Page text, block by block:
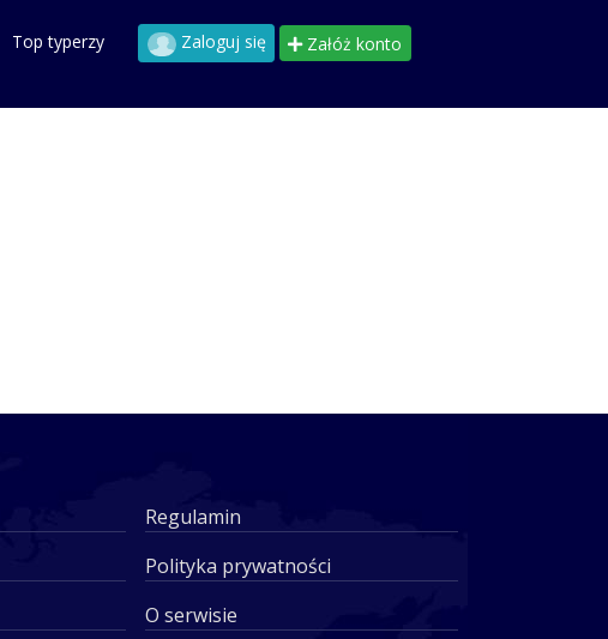
Top typerzy Zaloguj się Załóż konto
Regulamin
Polityka prywatności
O serwisie